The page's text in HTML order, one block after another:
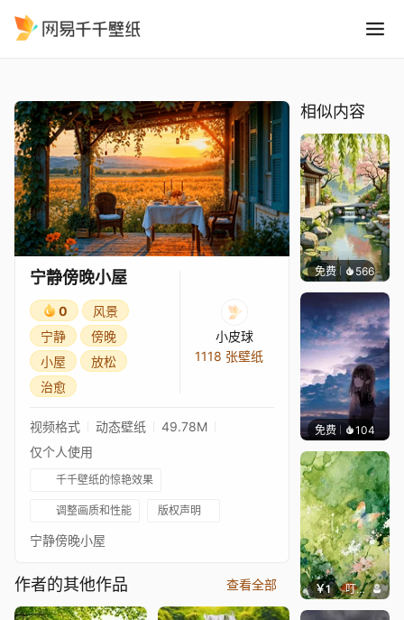
宁静傍晚小屋
0
风景
宁静
傍晚
小屋
放松
治愈
小皮球
1118 张壁纸
视频格式 动态壁纸
49.78M
仅个人使用
千千壁纸的惊艳效果
调整画质和性能 版权声明
宁静傍晚小屋
作者的其他作品 查看全部
相似内容
免费 566渔小小
免费 104S37
￥1 叮叮当当